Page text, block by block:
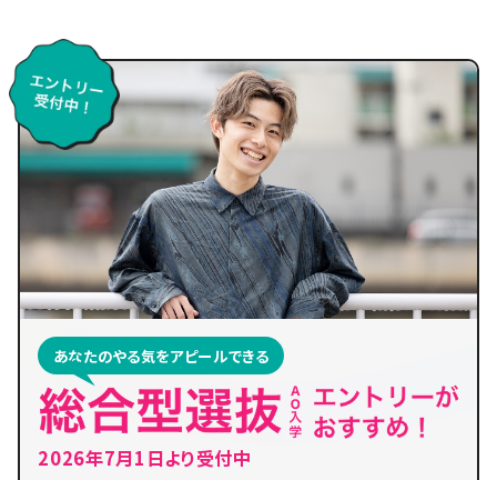
あなたのやる気をアピールできる
2026年7月1日より受付中